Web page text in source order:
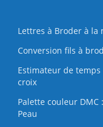
Lettres à Broder à la
Conversion fils à
Estimateur de temps
croix
Palette couleur DMC
Peau